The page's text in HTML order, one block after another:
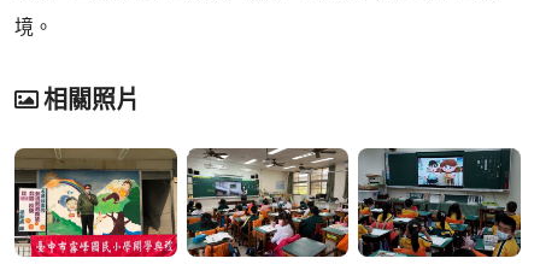
境。
相關照片